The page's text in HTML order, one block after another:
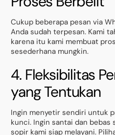
Cukup beberapa pesan via
Anda sudah terpesan. Kami
karena itu kami membuat
sesederhana mungkin.
4. Fleksibilitas
yang Tentukan
Ingin menyetir sendiri untuk
kunci. Ingin santai dan bebas
sopir kami siap melayani.